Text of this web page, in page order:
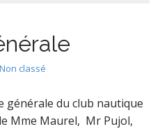
Non classé
générale du club nautique
Mme Maurel, Mr Pujol,